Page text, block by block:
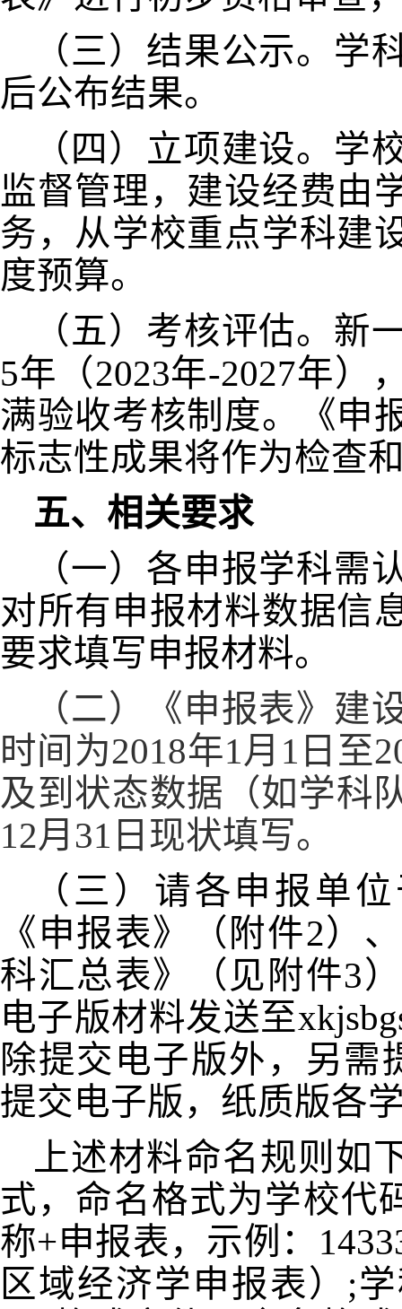
（三）结果公示。学
后公布结果。
（四）立项建设。学
监督管理，建设经费由
务，从学校重点学科建
度预算。
（五）考核评估。新
5年（2023年-2027年）
满验收考核制度。《申
标志性成果将作为检查
五、相关要求
（一）各申报学科需
对所有申报材料数据信
要求填写申报材料。
（二）《申报表》建
时间为2018年1月 1 日至
及到状态数据（如学科
12月 31 日现状填写。
（三）请各申报单
《申报表》（附件2）
科汇总表》（见附件3
电子版材料发送至
除提交电子版外，另需
提交电子版，纸质版各
上述材料命名规则如
式，命名格式为学校代
称+申报表，示例：
区域经济学申报表） ;